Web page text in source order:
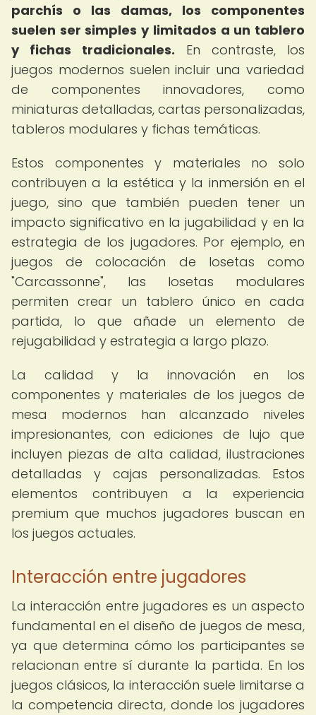
parchís o las damas, los componentes
suelen ser simples y limitados a un tablero
y fichas tradicionales. En contraste, los
juegos modernos suelen incluir una variedad
de componentes innovadores, como
miniaturas detalladas, cartas personalizadas,
tableros modulares y fichas temáticas.
Estos componentes y materiales no solo
contribuyen a la estética y la inmersión en el
juego, sino que también pueden tener un
impacto significativo en la jugabilidad y en la
estrategia de los jugadores. Por ejemplo, en
juegos de colocación de losetas como
"Carcassonne", las losetas modulares
permiten crear un tablero único en cada
partida, lo que añade un elemento de
rejugabilidad y estrategia a largo plazo.
La calidad y la innovación en los
componentes y materiales de los juegos de
mesa modernos han alcanzado niveles
impresionantes, con ediciones de lujo que
incluyen piezas de alta calidad, ilustraciones
detalladas y cajas personalizadas. Estos
elementos contribuyen a la experiencia
premium que muchos jugadores buscan en
los juegos actuales.
Interacción entre jugadores
La interacción entre jugadores es un aspecto
fundamental en el diseño de juegos de mesa,
ya que determina cómo los participantes se
relacionan entre sí durante la partida. En los
juegos clásicos, la interacción suele limitarse a
la competencia directa, donde los jugadores